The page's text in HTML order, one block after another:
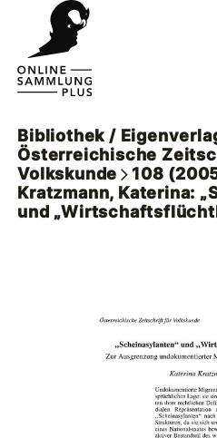
Bibliothek /
Österreichische
Volkskunde
108
Kratzmann, Katerina:
und